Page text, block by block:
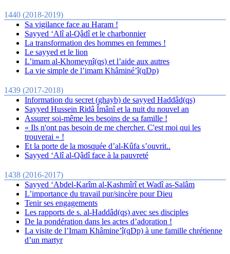
1440 (2018-2019)
Sa vigilance face au Haram !
Sayyed ‘Alî al-Qâdî et le charbonnier
La transformation des hommes en femmes !
Le sayyed et le lion
L’imam al-Khomeynî(qs) et l’aide aux autres
La vie simple de l’imam Khâminé’î(qDp)
1439 (2017-2018)
Information du secret (ghayb) de sayyed Haddâd(qs)
Sayyed Hussein Ridâ Îmânî et la nuit du nouvel an
Assurer soi-même les besoins de sa famille !
« Ils n'ont pas besoin de me chercher. C'est moi qui les
trouverai » !
Et la porte de la mosquée d’al-Kûfa s’ouvrit..
Sayyed ‘Alî al-Qâdî face à la pauvreté
1438 (2016-2017)
Sayyed ‘Abdel-Karîm al-Kashmîrî et Wadî as-Salâm
L’importance du travail pur/sincère pour Dieu
Tenir ses engagements
Les rapports de s. al-Haddâd(qs) avec ses disciples
De la pondération dans les actes d’adoration !
La visite de l’Imam Khâmine’î(qDp) à une famille chrétienne
d’un martyr